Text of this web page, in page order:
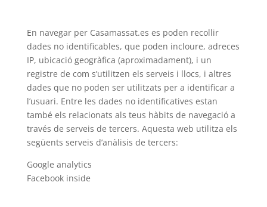
En navegar per Casamassat.es es poden recollir
dades no identificables, que poden incloure, adreces
IP, ubicació geogràfica (aproximadament), i un
registre de com s’utilitzen els serveis i llocs, i altres
dades que no poden ser utilitzats per a identificar a
l’usuari. Entre les dades no identificatives estan
també els relacionats als teus hàbits de navegació a
través de serveis de tercers. Aquesta web utilitza els
següents serveis d’anàlisis de tercers:
Google analytics
Facebook inside